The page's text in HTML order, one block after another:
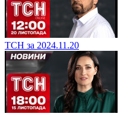
ТСН за 2024.11.20